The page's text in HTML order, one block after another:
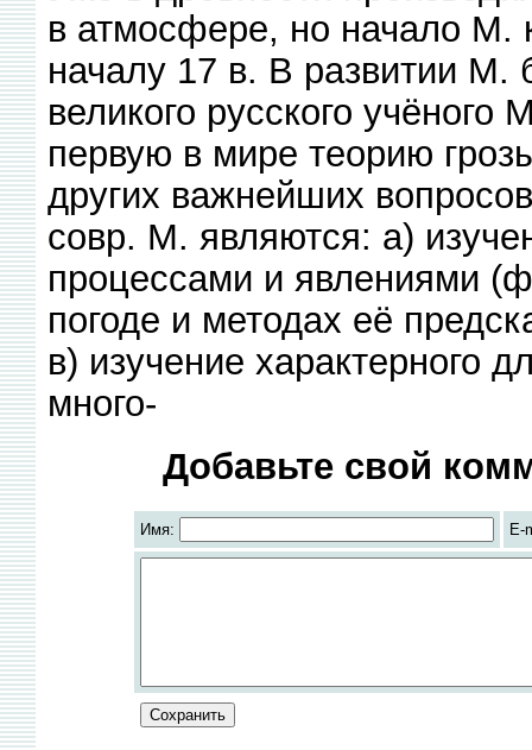
в атмосфере, но начало М.
началу 17 в. В развитии М.
великого русского
первую в мире теорию
других важнейших
совр. М. являются: а)
процессами и явлениями
погоде и методах её
в) изучение характерного
много-
Добавьте свой
Имя: E-